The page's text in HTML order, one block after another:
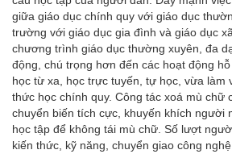
giữa giáo dục chính quy với giáo dục
trường với giáo dục gia đình và giáo dục
chương trình giáo dục thường xuyên, đa
động, chú trọng hơn đến các hoạt động
học từ xa, học trực tuyến, tự học, vừa làm
thức học chính quy. Công tác xoá mù chữ
chuyển biến tích cực, khuyến khích người
học tập để không tái mù chữ. Số lượt
kiến thức, kỹ năng, chuyển giao công